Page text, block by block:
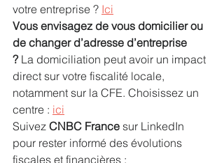
votre entreprise ? Ici
Vous envisagez de vous domicilier ou
de changer d’adresse d’entreprise
? La domiciliation peut avoir un impact
direct sur votre fiscalité locale,
notamment sur la CFE. Choisissez un
centre : ici
Suivez CNBC France sur LinkedIn
pour rester informé des évolutions
fiscales et financières :